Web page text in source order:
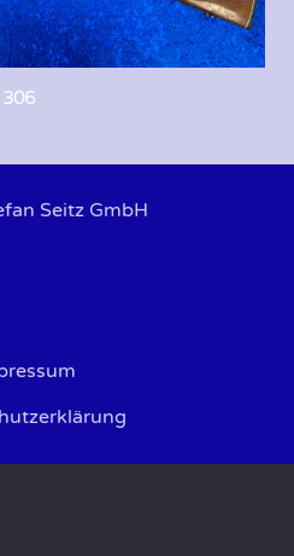
Seitz GmbH